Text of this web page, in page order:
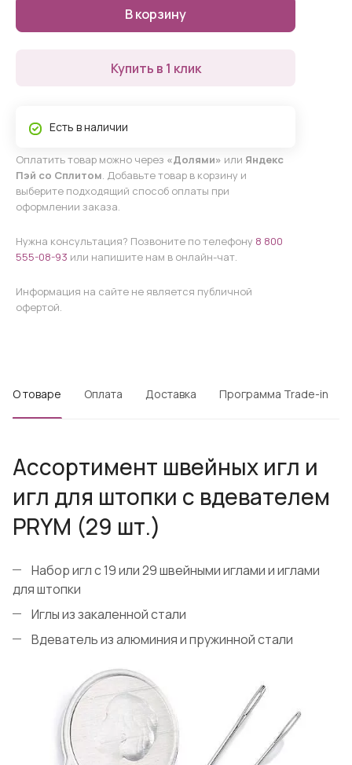
В корзину
Купить в 1 клик
Есть в наличии
Оплатить товар можно через «Долями» или Яндекс
Пэй со Сплитом. Добавьте товар в корзину и
выберите подходящий способ оплаты при
оформлении заказа.
Нужна консультация? Позвоните по телефону 8 800
555-08-93 или напишите нам в онлайн-чат.
Информация на сайте не является публичной
офертой.
О товаре Оплата Доставка Программа Trade-in
Ассортимент швейных игл и
игл для штопки с вдевателем
PRYM (29 шт.)
Набор игл с 19 или 29 швейными иглами и иглами
для штопки
Иглы из закаленной стали
Вдеватель из алюминия и пружинной стали